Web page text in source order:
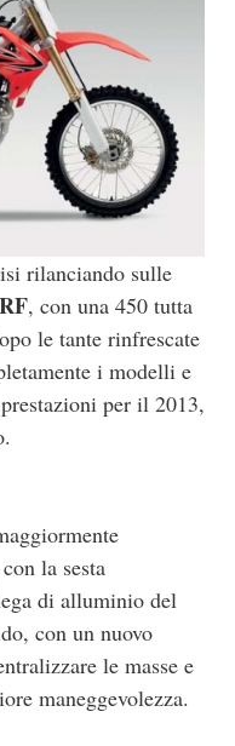
rilanciando sulle
, con una 450 tutta
le tante rinfrescate
i modelli e
per il 2013,
la sesta
di alluminio del
con un nuovo
le masse e
maneggevolezza.